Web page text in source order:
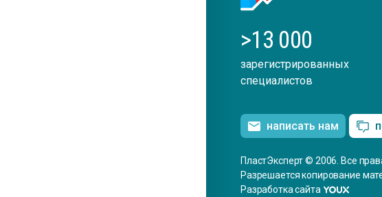
>13 000
зарегистрированных
специалистов
написать нам
ПластЭксперт © 2006. Все
Разрешается копирование
Разработка сайта